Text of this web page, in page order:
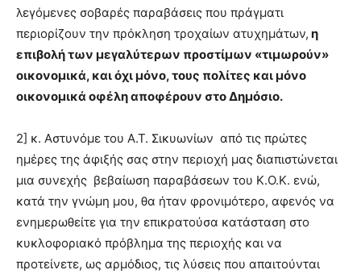
λεγόμενες σοβαρές παραβάσεις που πράγματι
περιορίζουν την πρόκληση τροχαίων ατυχημάτων, η
επιβολή των μεγαλύτερων προστίμων «τιμωρούν»
οικονομικά, και όχι μόνο, τους πολίτες και μόνο
οικονομικά οφέλη αποφέρουν στο Δημόσιο.
2] κ. Αστυνόμε του Α.Τ. Σικυωνίων από τις πρώτες
ημέρες της άφιξής σας στην περιοχή μας διαπιστώνεται
μια συνεχής βεβαίωση παραβάσεων του Κ.Ο.Κ. ενώ,
κατά την γνώμη μου, θα ήταν φρονιμότερο, αφενός να
ενημερωθείτε για την επικρατούσα κατάσταση στο
κυκλοφοριακό πρόβλημα της περιοχής και να
προτείνετε, ως αρμόδιος, τις λύσεις που απαιτούνται